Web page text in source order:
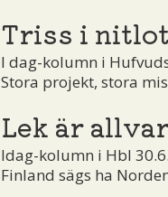
Triss i
I dag-kolumn i
Stora projekt, stora
Lek är
Idag-kolumn i Hbl
Finland sägs ha